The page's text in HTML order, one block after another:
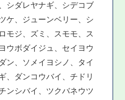
シダレヤナギ、シデコブ
ケ、ジューンベリー、シ
モジ、ズミ、スモモ、ス
ウボダイジュ、セイヨウ
ン、ソメイヨシノ、タイ
、ダンコウバイ、チドリ
ンシバイ、ツクバネウツ